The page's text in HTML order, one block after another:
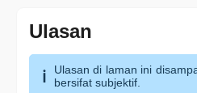
Ulasan
Ulasan di laman ini
bersifat subjektif.